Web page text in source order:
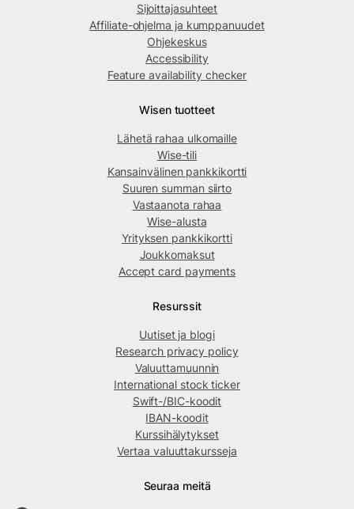
Sijoittajasuhteet
Affiliate-ohjelma ja kumppanuudet
Ohjekeskus
Accessibility
Feature availability checker
Wisen tuotteet
Lähetä rahaa ulkomaille
Wise-tili
Kansainvälinen pankkikortti
Suuren summan siirto
Vastaanota rahaa
Wise-alusta
Yrityksen pankkikortti
Joukkomaksut
Accept card payments
Resurssit
Uutiset ja blogi
Research privacy policy
Valuuttamuunnin
International stock ticker
Swift-/BIC-koodit
IBAN-koodit
Kurssihälytykset
Vertaa valuuttakursseja
Seuraa meitä